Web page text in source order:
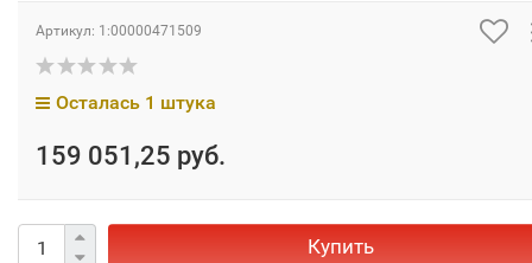
Артикул: 1:00000471509
Осталась 1 штука
159 051,25 руб.
Купить